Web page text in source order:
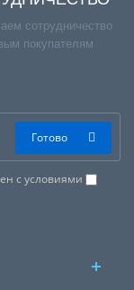
сотрудничество
покупателям
с условиями
Готово